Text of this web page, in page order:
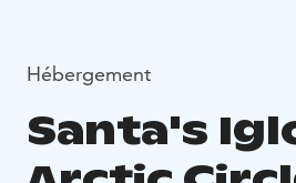
Hébergement
Santa's